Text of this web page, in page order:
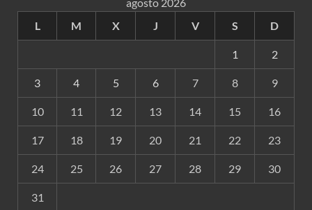
L
M X J V S D
1 2
3 4 5 6 7 8 9
10 11 12 13 14 15 16
17 18 19 20 21 22 23
24 25 26 27 28 29 30
31